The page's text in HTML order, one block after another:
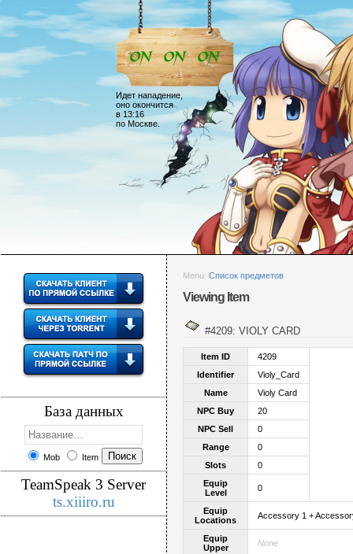
Идет нападение,
оно окончится
в 13:16
по Москве.
База данных
Mob Item
TeamSpeak 3 Server
ts.xiiiro.ru
Menu: Список предметов
Viewing Item
#4209: VIOLY CARD
Item ID
4209
Identifier
Violy_Card
Name
Violy Card
NPC Buy
20
NPC Sell
0
Range
0
Slots
0
Equip
Level
0
Equip
Locations
Accessory 1 +
Equip
Upper
None